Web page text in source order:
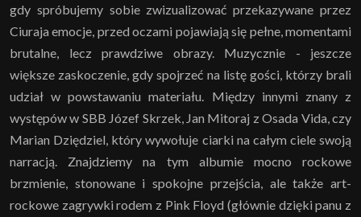
gdy spróbujemy sobie zwizualizować przekazywane przez
Ciuraja emocje, przed oczami pojawiają się pełne, momentami
brutalne, lecz prawdziwe obrazy. Muzycznie - jeszcze
większe zaskoczenie, gdy spojrzeć na listę gości, którzy brali
udział w powstawaniu materiału. Między innymi znany z
występów w SBB Józef Skrzek, Jan Mitoraj z Osada Vida, czy
Marian Dziędziel, który wywołuje ciarki na całym ciele swoją
narracją. Znajdziemy na tym albumie mocno rockowe
brzmienie, stonowane i spokojne przejścia, ale także art-
rockowe zagrywki rodem z Pink Floyd (głównie dzięki panu z